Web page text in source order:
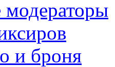
и броня